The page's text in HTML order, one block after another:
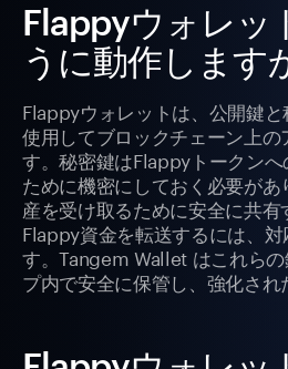
Flappyウォレッ
うに動作します
Flappyウォレットは、公開鍵
使用してブロックチェーン上の
す。秘密鍵はFlappyトークン
ために機密にしておく必要が
産を受け取るために安全に共有
Flappy資金を転送するには、
す。Tangem Wallet はこれら
プ内で安全に保管し、強化され